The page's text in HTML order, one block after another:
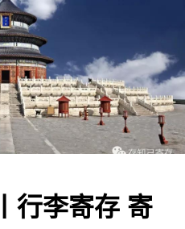
行李寄存 寄